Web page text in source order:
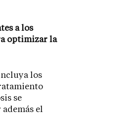
a los
optimizar la
los
se
el